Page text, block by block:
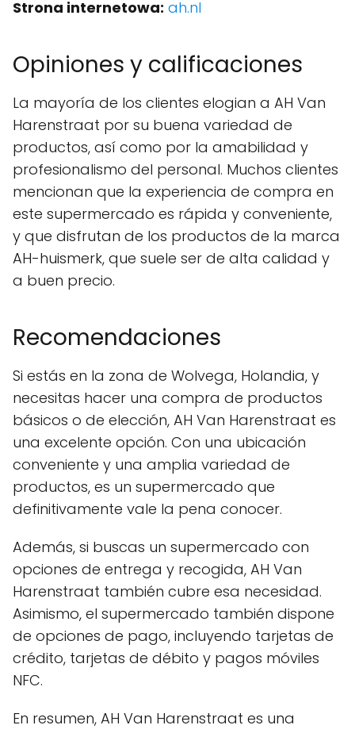
Strona internetowa: ah.nl
Opiniones y calificaciones
La mayoría de los clientes elogian a AH Van
Harenstraat por su buena variedad de
productos, así como por la amabilidad y
profesionalismo del personal. Muchos clientes
mencionan que la experiencia de compra en
este supermercado es rápida y conveniente,
y que disfrutan de los productos de la marca
AH-huismerk, que suele ser de alta calidad y
a buen precio.
Recomendaciones
Si estás en la zona de Wolvega, Holandia, y
necesitas hacer una compra de productos
básicos o de elección, AH Van Harenstraat es
una excelente opción. Con una ubicación
conveniente y una amplia variedad de
productos, es un supermercado que
definitivamente vale la pena conocer.
Además, si buscas un supermercado con
opciones de entrega y recogida, AH Van
Harenstraat también cubre esa necesidad.
Asimismo, el supermercado también dispone
de opciones de pago, incluyendo tarjetas de
crédito, tarjetas de débito y pagos móviles
NFC.
En resumen, AH Van Harenstraat es una